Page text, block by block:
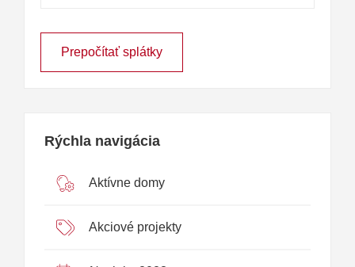
Prepočítať splátky
Rýchla navigácia
Aktívne domy
Akciové projekty